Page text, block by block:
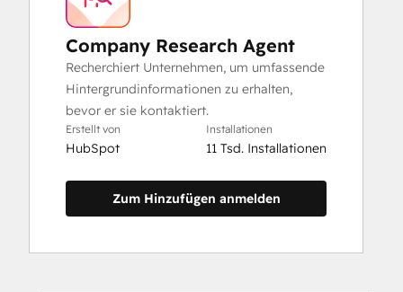
Company Research Agent
Recherchiert Unternehmen, um umfassende
Hintergrundinformationen zu erhalten,
bevor er sie kontaktiert.
Erstellt von
HubSpot
Installationen
11 Tsd. Installationen
Zum Hinzufügen anmelden